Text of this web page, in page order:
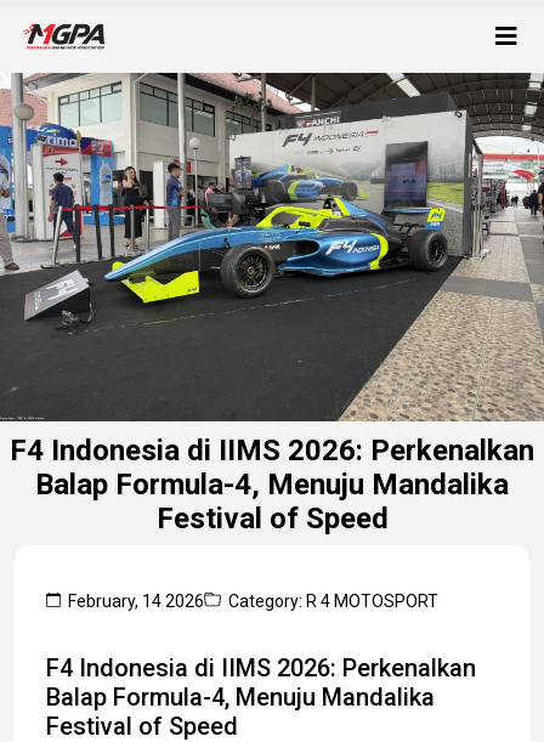
F4 Indonesia di IIMS 2026: Perkenalkan
Balap Formula-4, Menuju Mandalika
Festival of Speed
February, 14 2026 Category: R 4 MOTOSPORT
F4 Indonesia di IIMS 2026: Perkenalkan
Balap Formula-4, Menuju Mandalika
Festival of Speed